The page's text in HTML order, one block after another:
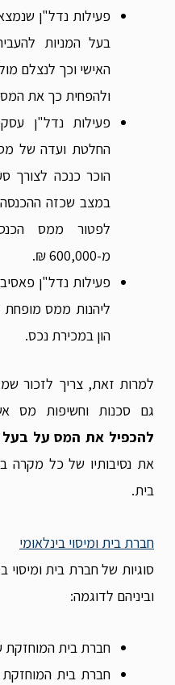
פעילות נדל"ן
בעל המניות
ולהפחית כך את המס
פעילות נדל"ן
החלטת ועדה של
במצב שכזה ההכנסה
לפטור ממס
מ-600,000 ₪.
פעילות נדל"ן
ליהנות ממס מופחת
הון במכירת נכס.
למרות זאת, צריך לזכור
גם סכנות וחשיפות מס
להכפיל את המס על בעל
את נסיבותיו של כל מקרה
בית.
חברת בית ומיסוי בינלאומי
סוגיות של חברת בית ומיסוי
וביניהם לדוגמה:
חברת בית המוחזקת
חברת בית המוחזקת